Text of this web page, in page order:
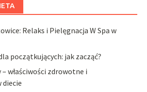
Relaks i Pielęgnacja W Spa w
początkujących: jak zacząć?
właściwości zdrowotne i
diecie